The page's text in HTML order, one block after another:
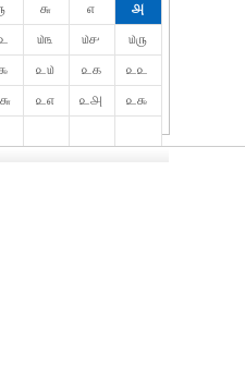
௬ ௭
௮
௰௩ ௰௪
௰௫
௨௰ ௨௧
௨௨
௨௭ ௨௮
௨௯